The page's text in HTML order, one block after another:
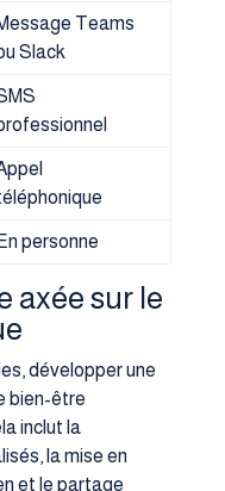
Teams
Slack
En personne
axée sur le
développer une
bien-être
inclut la
la mise en
et le partage